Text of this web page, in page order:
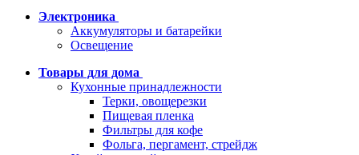
Электроника
Аккумуляторы и батарейки
Освещение
Товары для дома
Кухонные принадлежности
Терки, овощерезки
Пищевая пленка
Фильтры для кофе
Фольга, пергамент, стрейдж